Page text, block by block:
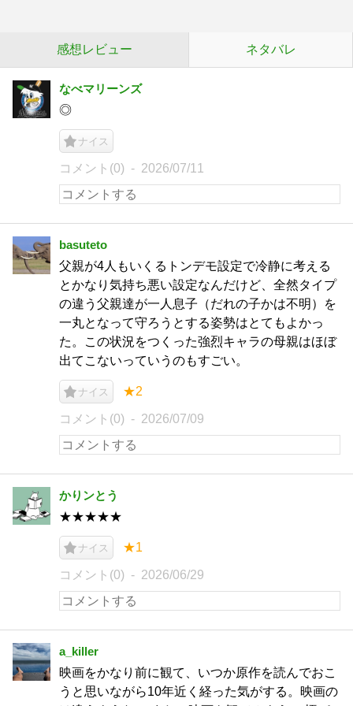
感想レビュー ネタバレ
なべマリーンズ
◎
ナイス
コメント(0) 2026/07/11
basuteto
父親が4人もいくるトンデモ設定で冷静に考える
とかなり気持ち悪い設定なんだけど、全然タイプ
の違う父親達が一人息子（だれの子かは不明）を
一丸となって守ろうとする姿勢はとてもよかっ
た。この状況をつくった強烈キャラの母親はほぼ
出てこないっていうのもすごい。
ナイス ★2
コメント(0) 2026/07/09
かりンとう
★★★★★
ナイス ★1
コメント(0) 2026/06/29
a_killer
映画をかなり前に観て、いつか原作を読んでおこ
うと思いながら10年近く経った気がする。映画の